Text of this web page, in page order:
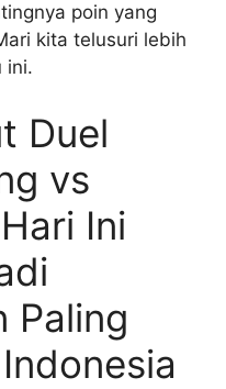
poin yang
kita telusuri lebih
ini.
Duel
vs
Ini
Paling